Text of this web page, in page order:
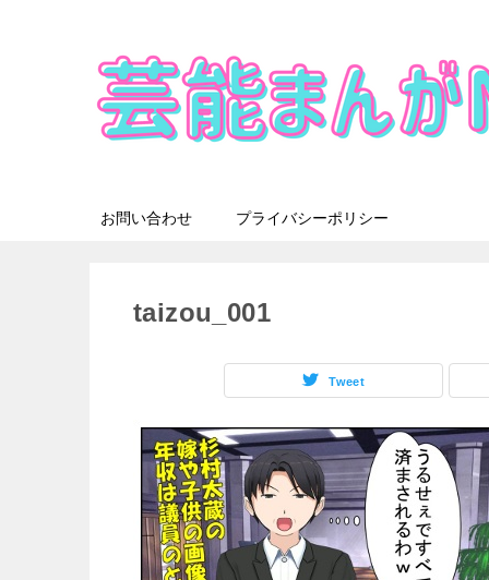
お問い合わせ プライバシーポリシー
taizou_001
Tweet